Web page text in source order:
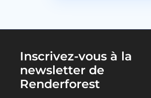
Inscrivez-vous à la
newsletter de
Renderforest